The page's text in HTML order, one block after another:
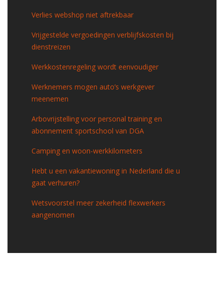
Verlies webshop niet aftrekbaar
Vrijgestelde vergoedingen verblijfskosten bij
dienstreizen
Werkkostenregeling wordt eenvoudiger
Werknemers mogen auto’s werkgever
meenemen
Arbovrijstelling voor personal training en
abonnement sportschool van DGA
Camping en woon-werkkilometers
Hebt u een vakantiewoning in Nederland die u
gaat verhuren?
Wetsvoorstel meer zekerheid flexwerkers
aangenomen